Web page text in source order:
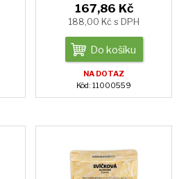
167,86 Kč
188,00 Kč s DPH
Do košíku
NA DOTAZ
Kód: 11000559